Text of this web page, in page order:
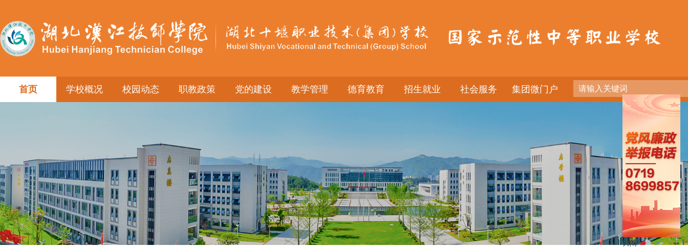
首页 学校概况 校园动态 职教政策 党的建设 教学管理 德育教育 招生就业 社会服务 集团微门户
关闭